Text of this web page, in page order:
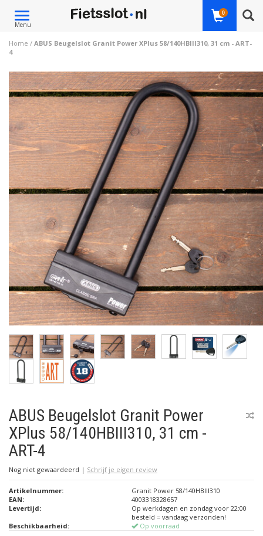
Toggle
navigation
Menu
0
Home / ABUS Beugelslot Granit Power XPlus 58/140HBIII310, 31 cm - ART-
4
ABUS Beugelslot Granit Power
XPlus 58/140HBIII310, 31 cm -
ART-4
Nog niet gewaardeerd | Schrijf je eigen review
Artikelnummer:
Granit Power 58/140HBIII310
EAN:
4003318328657
Levertijd:
Op werkdagen en zondag voor 22:00
besteld = vandaag verzonden!
Beschikbaarheid:
Op voorraad